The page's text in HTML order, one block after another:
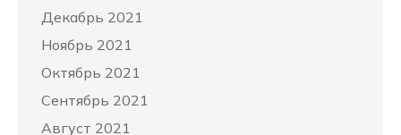
Декабрь 2021
Ноябрь 2021
Октябрь 2021
Сентябрь 2021
Август 2021